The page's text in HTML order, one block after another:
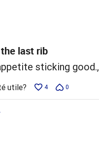
last rib
sticking good.,
utile? 4 0